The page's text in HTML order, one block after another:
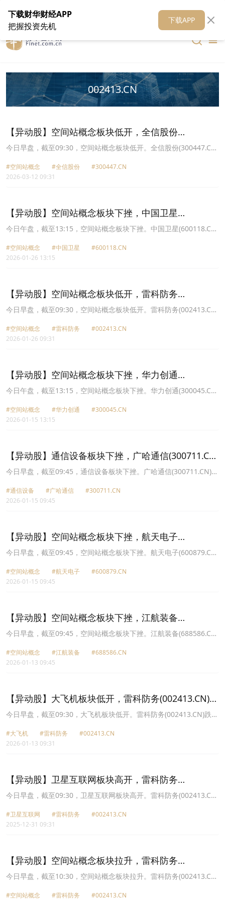
在线客服 关于我们 财华媒体矩阵 财华智库
002413.CN
【异动股】空间站概念板块低开，全信股份
(300447.CN)跌2.16%
今日早盘，截至09:30，空间站概念板块低开。全信股份(300447.CN)
化股份(002246.CN)跌2.04%报24.03元，旋极信息(300324.CN)跌
2.03%报5.32元，国机精工(002046.CN)跌1.85%报51.06元，华菱线
#空间站概念 #全信股份
#300447.CN
2026-03-12 09:31
【异动股】空间站概念板块下挫，中国卫星
(600118.CN)跌9.98%
今日午盘，截至13:15，空间站概念板块下挫。中国卫星(600118.CN)
科防务(002413.CN)跌8.87%报13.67元，航天科技(000901.CN)跌
8.06%报25.55元，航天电子(600879.CN)跌7.60%报29.07元，永新
#空间站概念 #中国卫星
#600118.CN
2026-01-26 13:15
【异动股】空间站概念板块低开，雷科防务
(002413.CN)跌6.47%
今日早盘，截至09:30，空间站概念板块低开。雷科防务(002413.CN)
信股份(300447.CN)跌4.76%报20.8元，中国卫星(600118.CN)跌
4.50%报104.0元，国机精工(002046.CN)跌3.76%报47.13元，航天
#空间站概念 #雷科防务
#002413.CN
2026-01-26 09:31
【异动股】空间站概念板块下挫，华力创通
(300045.CN)跌10.5%
今日午盘，截至13:15，空间站概念板块下挫。华力创通(300045.CN)
中国卫星(600118.CN)跌10.00%报106.83元，华菱线缆(001208.CN)
跌10.00%报23.75元，雷科防务(002413.CN)跌9.99%报14.68元，航
#空间站概念 #华力创通
#300045.CN
2026-01-15 13:15
【异动股】通信设备板块下挫，广哈通信(300711.CN)
跌14.72%
今日早盘，截至09:45，通信设备板块下挫。广哈通信(300711.CN)跌
火通信(600498.CN)跌10.01%报43.07元，东方通信(600776.CN)跌
10.00%报23.49元，通宇通讯(002792.CN)跌10.00%报56.67元，海
#通信设备 #广哈通信
#300711.CN
2026-01-15 09:45
【异动股】空间站概念板块下挫，航天电子
(600879.CN)跌9.98%
今日早盘，截至09:45，空间站概念板块下挫。航天电子(600879.CN)
奥电子(002935.CN)跌8.25%报24.02元，烽火电子(000561.CN)跌
7.88%报12.62元，华力创通(300045.CN)跌7.44%报31.21元，中国
#空间站概念 #航天电子
#600879.CN
2026-01-15 09:45
【异动股】空间站概念板块下挫，江航装备
(688586.CN)跌12.22%
今日早盘，截至09:45，空间站概念板块下挫。江航装备(688586.CN)
天科技(000901.CN)跌10.00%报31.5元，雷科防务(002413.CN)跌
9.99%报18.12元，华菱线缆(001208.CN)跌9.98%报27.95元，华力
#空间站概念 #江航装备
#688586.CN
2026-01-13 09:45
【异动股】大飞机板块低开，雷科防务(002413.CN)跌
9.09%
今日早盘，截至09:30，大飞机板块低开。雷科防务(002413.CN)跌
宇(688523.CN)跌7.01%报84.4元，飞沃科技(301232.CN)跌6.98%报
200.0元，铂力特(688333.CN)跌6.50%报131.15元，再升科技
#大飞机 #雷科防务
#002413.CN
2026-01-13 09:31
【异动股】卫星互联网板块高开，雷科防务
(002413.CN)涨9.99%
今日早盘，截至09:30，卫星互联网板块高开。雷科防务(002413.CN)
信(300136.CN)涨7.49%报56.97元，科翔股份(300903.CN)涨6.04%
报19.3元，航天发展(000547.CN)涨5.26%报31.59元，*ST铖昌
#卫星互联网 #雷科防务
#002413.CN
2025-12-31 09:31
【异动股】空间站概念板块拉升，雷科防务
(002413.CN)涨10.03%
今日早盘，截至10:30，空间站概念板块拉升。雷科防务(002413.CN)
中国卫星(600118.CN)涨8.55%报95.52元，航天电子(600879.CN)涨
#空间站概念 #雷科防务
#002413.CN
下载财华财经APP
把握投资先机
下载APP